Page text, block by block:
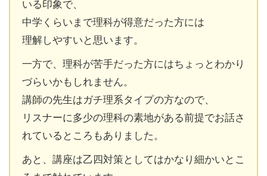
いる印象で、
中学くらいまで理科が得意だった方には
理解しやすいと思います。
一方で、理科が苦手だった方にはちょっとわかり
づらいかもしれません。
講師の先生はガチ理系タイプの方なので、
リスナーに多少の理科の素地がある前提でお話さ
れているところもありました。
あと、講座は乙四対策としてはかなり細かいとこ